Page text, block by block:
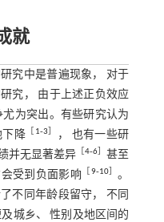
就
究中是普遍现象， 对于
究， 由于上述正负效应
为突出。有些研究认为
下降
1‐3
， 也有一些研
并无显著差异 ［4‐6
甚至
受到负面影响 9‐10］ 。
不同年龄段留守， 不同
城乡、 性别及地区间的